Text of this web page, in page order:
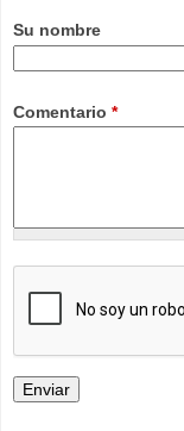
Su nombre
Comentario *